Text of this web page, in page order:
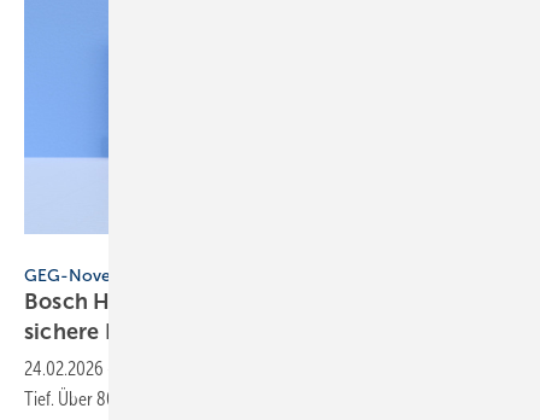
GEG-Novelle
Bosch Home Comfort for­dert kla­re Re­geln und
si­chere För­de­rung
24.02.2026
Tief. Über 80 % der Immobilieneigentümer sind beim Heizungsthema